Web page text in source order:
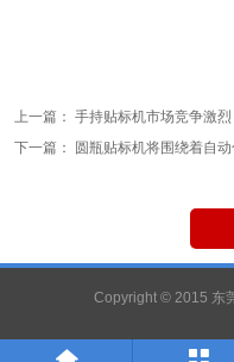
上一篇： 手持贴标机市场竞争激烈
下一篇：
圆瓶贴标机将围绕着自
Copyright © 2015 东